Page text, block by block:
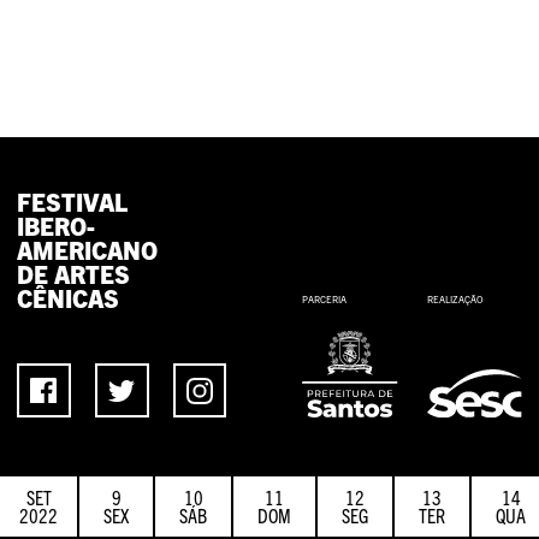
FESTIVAL
IBERO-
AMERICANO
DE ARTES
CÊNICAS
PARCERIA REALIZAÇÃO
SET
2022
9
SEX
10
SÁB
11
DOM
12
SEG
13
TER
14
QUA